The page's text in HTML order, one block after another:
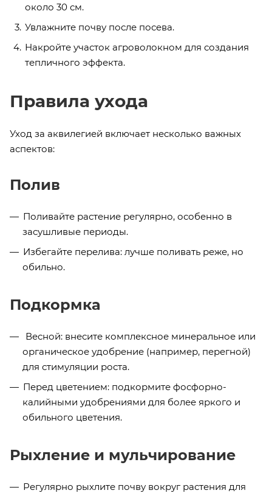
около 30 см.
Увлажните почву после посева.
Накройте участок агроволокном для создания
тепличного эффекта.
Правила ухода
Уход за аквилегией включает несколько важных
аспектов:
Полив
Поливайте растение регулярно, особенно в
засушливые периоды.
Избегайте перелива: лучше поливать реже, но
обильно.
Подкормка
Весной: внесите комплексное минеральное или
органическое удобрение (например, перегной)
для стимуляции роста.
Перед цветением: подкормите фосфорно-
калийными удобрениями для более яркого и
обильного цветения.
Рыхление и мульчирование
Регулярно рыхлите почву вокруг растения для